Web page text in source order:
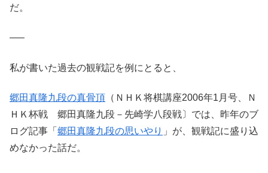
だ。
—–
私が書いた過去の観戦記を例にとると、
郷田真隆九段の真骨頂 （ＮＨＫ将棋講座2006年1月号、Ｎ
ＨＫ杯戦 郷田真隆九段－先崎学八段戦〕では、昨年のブ
ログ記事「 郷田真隆九段の思いやり 」が、観戦記に盛り込
めなかった話だ。